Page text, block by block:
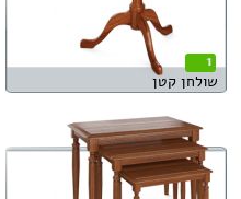
1
שולחן קטן